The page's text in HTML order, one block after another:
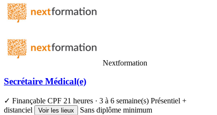
Nextformation
Secrétaire Médical(e)
✓ Finançable CPF 21 heures · 3 à 6 semaine(s) Présentiel +
distanciel
Voir les lieux
Sans diplôme minimum